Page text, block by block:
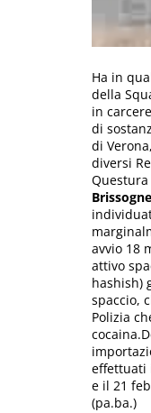
Ha in
della
in
di
di
diversi
Brissogne
avvio 18
attivo
hashish)
spaccio,
Polizia
effettuati
e il 21
(pa.ba.)